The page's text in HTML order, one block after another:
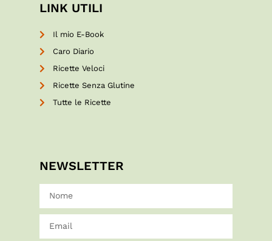
LINK UTILI
Il mio E-Book
Caro Diario
Ricette Veloci
Ricette Senza Glutine
Tutte le Ricette
NEWSLETTER